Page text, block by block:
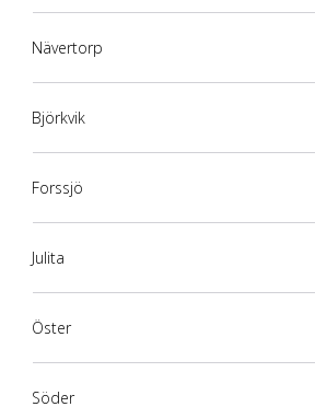
Nävertorp
Björkvik
Forssjö
Julita
Öster
Söder